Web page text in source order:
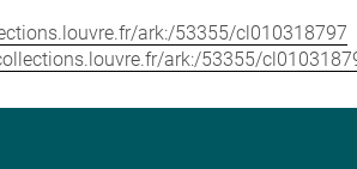
ark:/53355/cl010318797
ark:/53355/